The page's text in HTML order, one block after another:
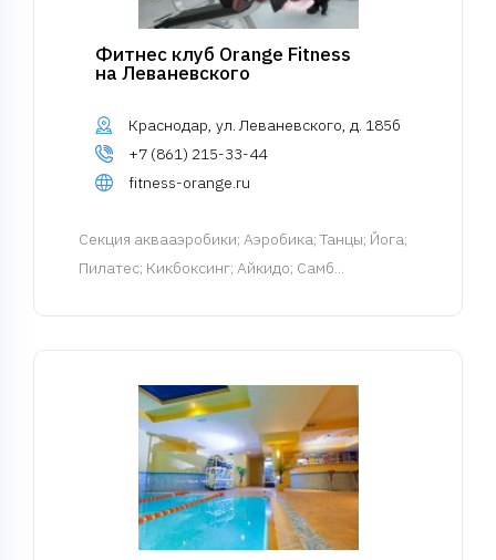
Фитнес клуб Orange Fitness
на Леваневского
Краснодар, ул. Леваневского, д. 185б
+7 (861) 215-33-44
fitness-orange.ru
Cекция аквааэробики; Аэробика; Танцы; Йога;
Пилатес; Кикбоксинг; Айкидо; Самб...